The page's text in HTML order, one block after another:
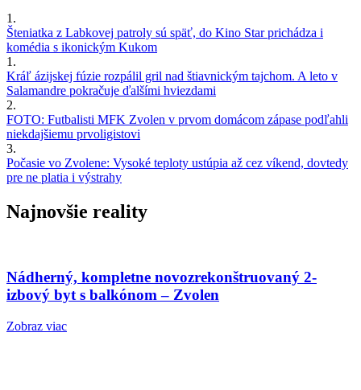
1.
Šteniatka z Labkovej patroly sú späť, do Kino Star prichádza i
komédia s ikonickým Kukom
1.
Kráľ ázijskej fúzie rozpálil gril nad štiavnickým tajchom. A leto v
Salamandre pokračuje ďalšími hviezdami
2.
FOTO: Futbalisti MFK Zvolen v prvom domácom zápase podľahli
niekdajšiemu prvoligistovi
3.
Počasie vo Zvolene: Vysoké teploty ustúpia až cez víkend, dovtedy
pre ne platia i výstrahy
Najnovšie reality
Nádherný, kompletne novozrekonštruovaný 2-
izbový byt s balkónom – Zvolen
Zobraz viac